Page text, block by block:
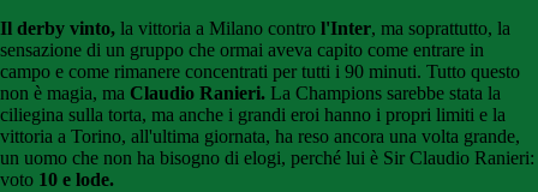
Il derby vinto, la vittoria a Milano contro l'Inter, ma soprattutto, la
sensazione di un gruppo che ormai aveva capito come entrare in
campo e come rimanere concentrati per tutti i 90 minuti. Tutto questo
non è magia, ma Claudio Ranieri. La Champions sarebbe stata la
ciliegina sulla torta, ma anche i grandi eroi hanno i propri limiti e la
vittoria a Torino, all'ultima giornata, ha reso ancora una volta grande,
un uomo che non ha bisogno di elogi, perché lui è Sir Claudio Ranieri:
voto 10 e lode.